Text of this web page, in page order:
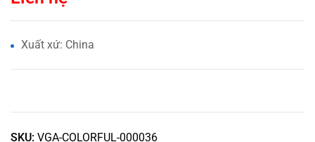
Xuất xứ: China
SKU: VGA-COLORFUL-000036